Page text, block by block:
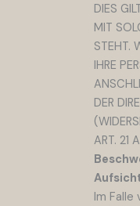
DIES
MIT
STEHT.
IHRE
DER
ART. 21
Im